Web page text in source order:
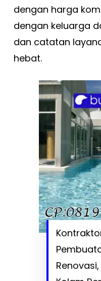
dengan harga
dengan keluarga
dan catatan
hebat.